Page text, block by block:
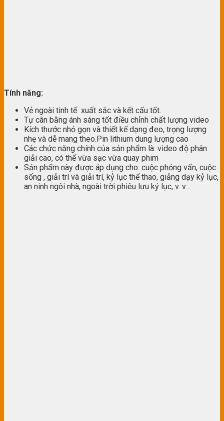
Tính năng:
Vẻ ngoài tinh tế xuất sắc và kết cấu tốt.
Tự cân bằng ánh sáng tốt điều chỉnh chất lượng video
Kích thước nhỏ gọn và thiết kế dạng đeo, trọng lượng
nhẹ và dễ mang theo.Pin lithium dung lượng cao
Các chức năng chính của sản phẩm là: video độ phân
giải cao, có thể vừa sạc vừa quay phim
Sản phẩm này được áp dụng cho: cuộc phỏng vấn, cuộc
sống , giải trí và giải trí, kỷ lục thể thao, giảng dạy kỷ lục,
an ninh ngôi nhà, ngoài trời phiêu lưu kỷ lục, v. v…